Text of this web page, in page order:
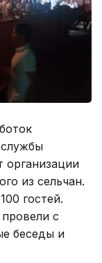
организации
из сельчан.
гостей.
с
беседы и